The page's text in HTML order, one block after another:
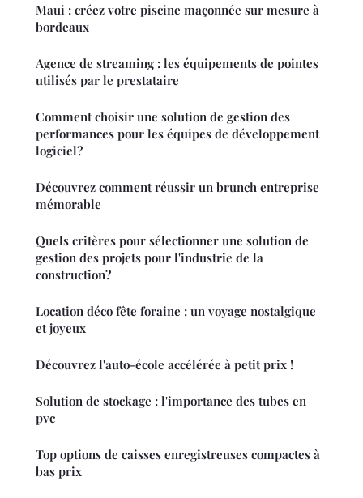
Maui : créez votre piscine maçonnée sur mesure à
bordeaux
Agence de streaming : les équipements de pointes
utilisés par le prestataire
Comment choisir une solution de gestion des
performances pour les équipes de développement
logiciel?
Découvrez comment réussir un brunch entreprise
mémorable
Quels critères pour sélectionner une solution de
gestion des projets pour l'industrie de la
construction?
Location déco fête foraine : un voyage nostalgique
et joyeux
Découvrez l'auto-école accélérée à petit prix !
Solution de stockage : l'importance des tubes en
pvc
Top options de caisses enregistreuses compactes à
bas prix